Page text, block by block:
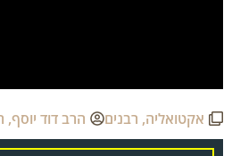
אקטואליה,רבנים הרב דוד יוסף,